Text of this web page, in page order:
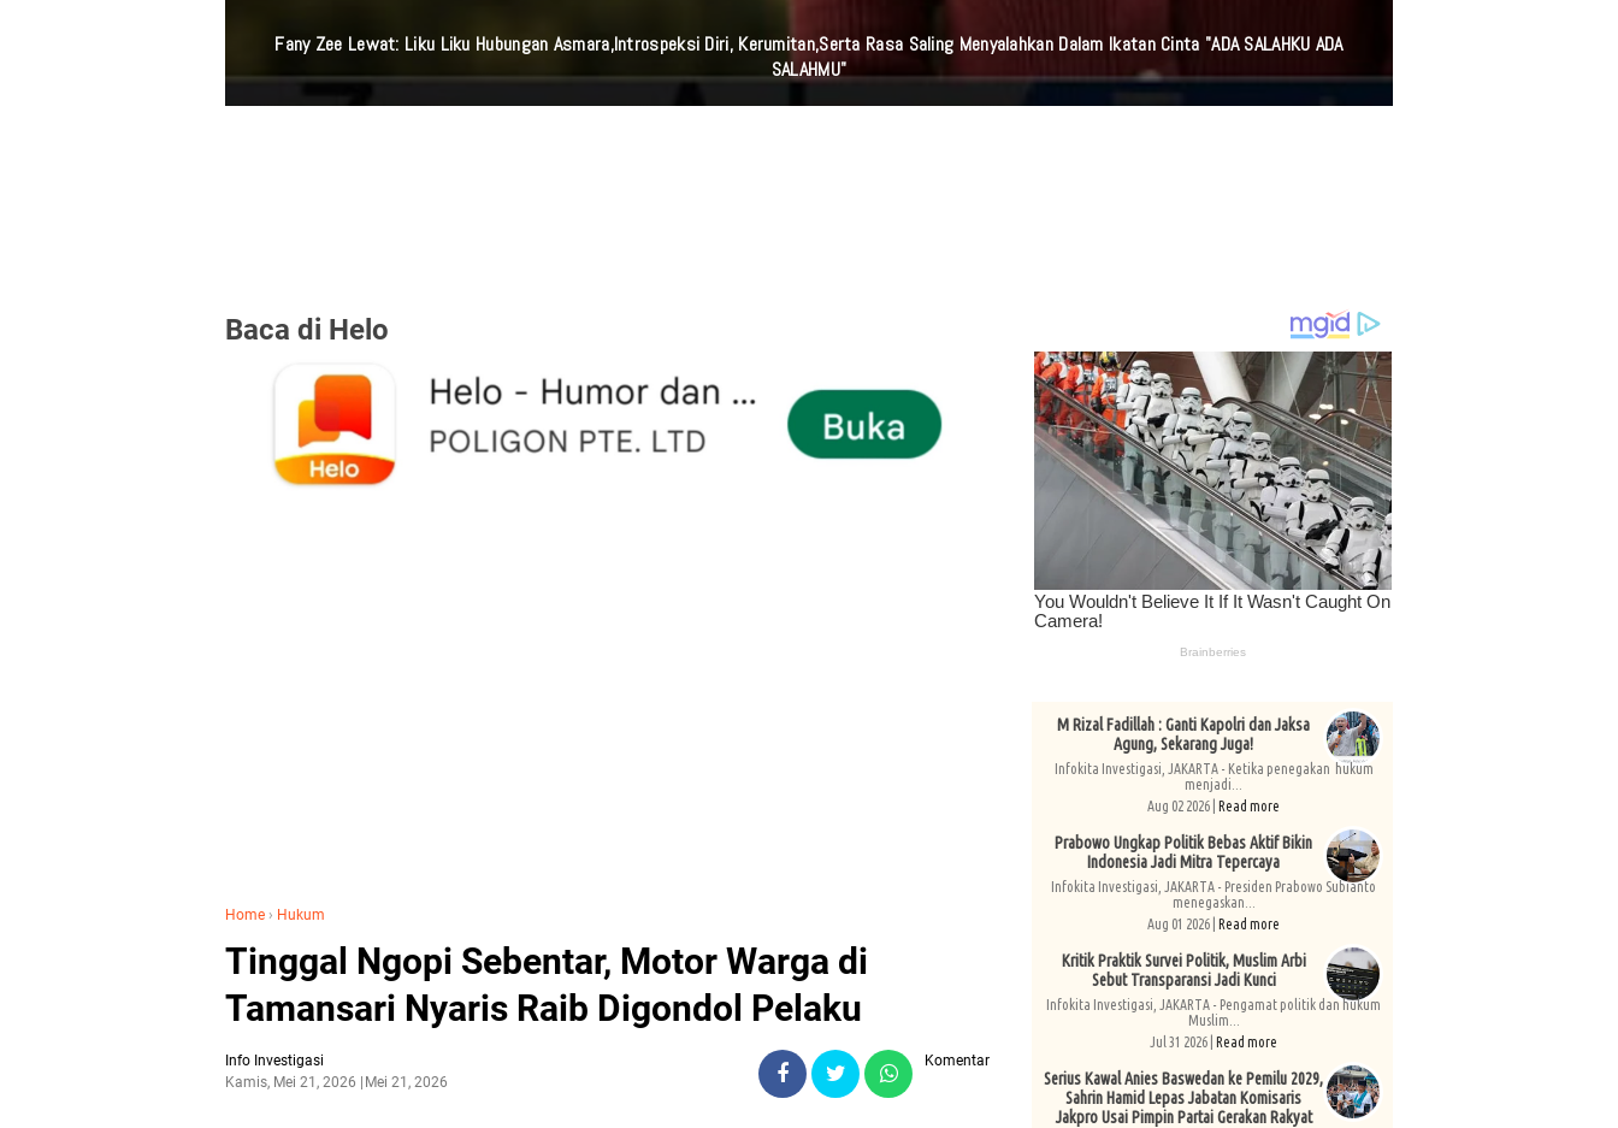
Fany Zee Lewat: Liku Liku Hubungan Asmara,Introspeksi Diri, Kerumitan,serta Rasa Saling Menyalahkan Dalam Ikatan Cinta "ADA SALAHKU ADA
SALAHMU"
Baca di Helo
Home › Hukum
Tinggal Ngopi Sebentar, Motor Warga di
Tamansari Nyaris Raib Digondol Pelaku
Info Investigasi
Kamis, Mei 21, 2026
Mei 21, 2026
Komentar
M Rizal Fadillah : Ganti Kapolri dan Jaksa
Agung, Sekarang Juga!
Infokita Investigasi, JAKARTA - Ketika penegakan hukum
menjadi...
Aug 02 2026 | Read more
Prabowo Ungkap Politik Bebas Aktif Bikin
Indonesia Jadi Mitra Tepercaya
Infokita Investigasi, JAKARTA - Presiden Prabowo Subianto
menegaskan...
Aug 01 2026 | Read more
Kritik Praktik Survei Politik, Muslim Arbi
Sebut Transparansi Jadi Kunci
Infokita Investigasi, JAKARTA - Pengamat politik dan hukum
Muslim...
Jul 31 2026 | Read more
Serius Kawal Anies Baswedan ke Pemilu 2029,
Sahrin Hamid Lepas Jabatan Komisaris
Jakpro Usai Pimpin Partai Gerakan Rakyat